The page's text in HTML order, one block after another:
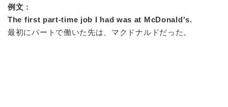
例文 :
The first part-time job I had was at McDonald's.
最初にパートで働いた先は、マクドナルドだった。